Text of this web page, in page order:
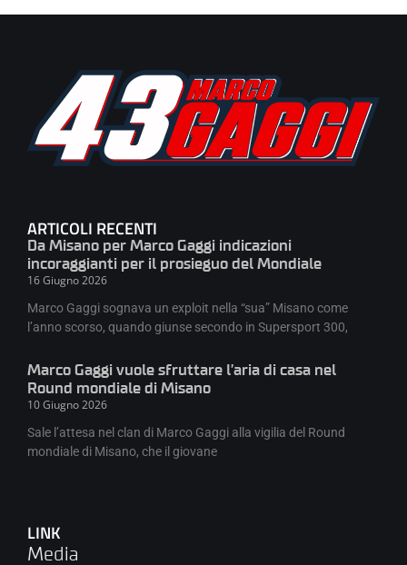
ARTICOLI RECENTI
Da Misano per Marco Gaggi indicazioni
incoraggianti per il prosieguo del Mondiale
16 Giugno 2026
Marco Gaggi sognava un exploit nella “sua” Misano come
l’anno scorso, quando giunse secondo in Supersport 300,
Marco Gaggi vuole sfruttare l’aria di casa nel
Round mondiale di Misano
10 Giugno 2026
Sale l’attesa nel clan di Marco Gaggi alla vigilia del Round
mondiale di Misano, che il giovane
LINK
Media